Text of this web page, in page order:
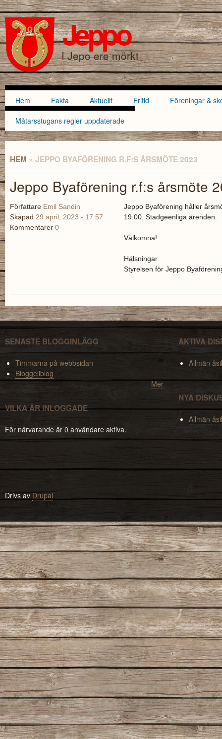
Hoppa till
huvudinnehåll
Skip to
navigation
Jeppo
I Jepo ere mörkt
SÖKFORMULÄR
Huvudmeny
Hem Fakta Aktuellt Fritid Föreningar &
Måtarsstugans regler uppdaterade
HEM » JEPPO BYAFÖRENING R.F:S ÅRSMÖTE 2023
Jeppo Byaförening r.f:s årsmöte
Författare Emil Sandin
Skapad 29 april, 2023 - 17:57
Kommentarer 0
Jeppo Byaförening håller
19.00. Stadgeenliga ärenden.
Välkomna!
Hälsningar
Styrelsen för Jeppo
SENASTE BLOGGINLÄGG
Timmarna på webbsidan
Bloggeliblog
Mer
VILKA ÄR INLOGGADE
För närvarande är 0 användare aktiva.
AKTIVA
Allmän
NYA
Allmän
Drivs av Drupal